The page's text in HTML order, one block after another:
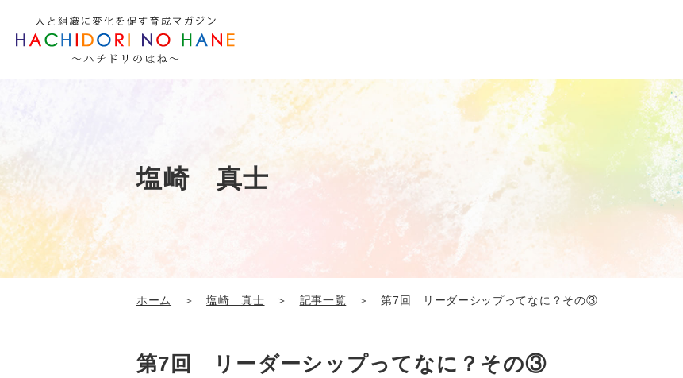
塩崎 真士
ホーム ＞塩崎 真士 ＞ 記事一覧 ＞ 第7回 リーダーシップってなに？その③
第7回 リーダーシップってなに？その③